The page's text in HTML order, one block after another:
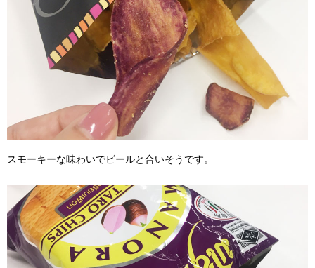
スモーキーな味わいでビールと合いそうです。